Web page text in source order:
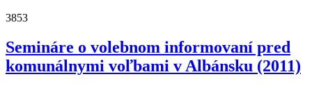
3853
Semináre o volebnom informovaní pred
komunálnymi voľbami v Albánsku (2011)